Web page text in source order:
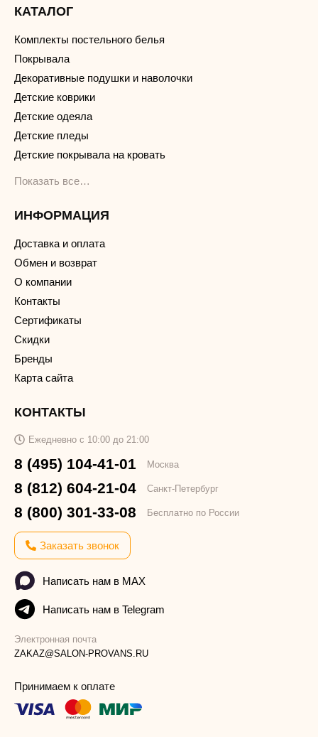
КАТАЛОГ
Комплекты постельного белья
Покрывала
Декоративные подушки и наволочки
Детские коврики
Детские одеяла
Детские пледы
Детские покрывала на кровать
Показать все…
ИНФОРМАЦИЯ
Доставка и оплата
Обмен и возврат
О компании
Контакты
Сертификаты
Скидки
Бренды
Карта сайта
КОНТАКТЫ
Ежедневно с 10:00 до 21:00
8 (495) 104-41-01 Москва
8 (812) 604-21-04 Санкт-Петербург
8 (800) 301-33-08 Бесплатно по России
Заказать звонок
Написать нам в MAX
Написать нам в Telegram
Электронная почта
ZAKAZ@SALON-PROVANS.RU
Принимаем к оплате